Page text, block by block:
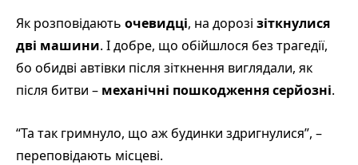
Як розповідають очевидці, на дорозі зіткнулися
дві машини. І добре, що обійшлося без трагедії,
бо обидві автівки після зіткнення виглядали, як
після битви – механічні пошкодження серйозні.
“Та так гримнуло, що аж будинки здригнулися”, –
переповідають місцеві.